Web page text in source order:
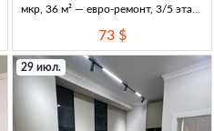
мкр, 36 м² — евро-ремонт, 3/5 этаж,
3/5эт, кирпичный дом, 1969г, евро-
ремонт, мебель, «заходи и живи»,
отличн. расположение,
73 $
29 июл.